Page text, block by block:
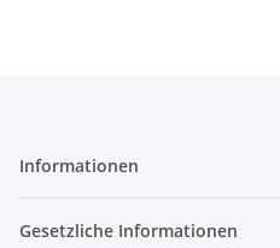
Informationen
Gesetzliche Informationen